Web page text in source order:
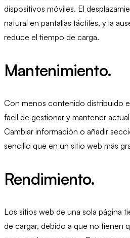
dispositivos móviles. El
natural en pantallas táctiles, y la
reduce el tiempo de carga.
Mantenimiento.
Con menos contenido distribuido
fácil de gestionar y mantener
Cambiar información o añadir
sencillo que en un sitio web más
Rendimiento.
Los sitios web de una sola página
de cargar, debido a que no tienen